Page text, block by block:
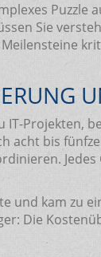
Puzzle
Sie
Projekten,
acht bis
und kam zu
Die